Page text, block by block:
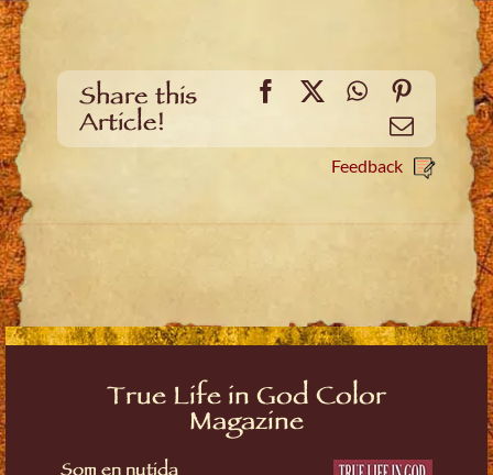
Share this
Article!
Facebook
X WhatsApp
Email
Feedback
True Life in God Color
Magazine